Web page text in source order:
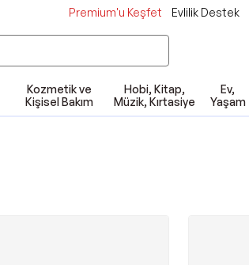
Premium'u Keşfet Evlilik Destek
Kozmetik ve
Kişisel Bakım
Hobi, Kitap,
Müzik, Kırtasiye
Ev,
Yaşam